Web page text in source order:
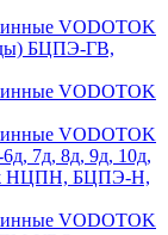
VODOTOK
БЦПЭ-ГВ,
VODOTOK
VODOTOK
7д, 8д, 9д, 10д,
НЦПН, БЦПЭ-Н,
VODOTOK